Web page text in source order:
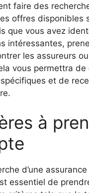
faire des
offres disponibles
que vous avez
intéressantes,
les assureurs
vous permettra
et de
à
d’une assurance
essentiel de